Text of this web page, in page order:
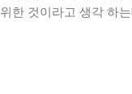
한 것이라고 생각 하